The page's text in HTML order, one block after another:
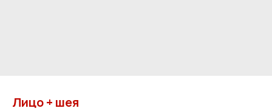
Лицо + шея